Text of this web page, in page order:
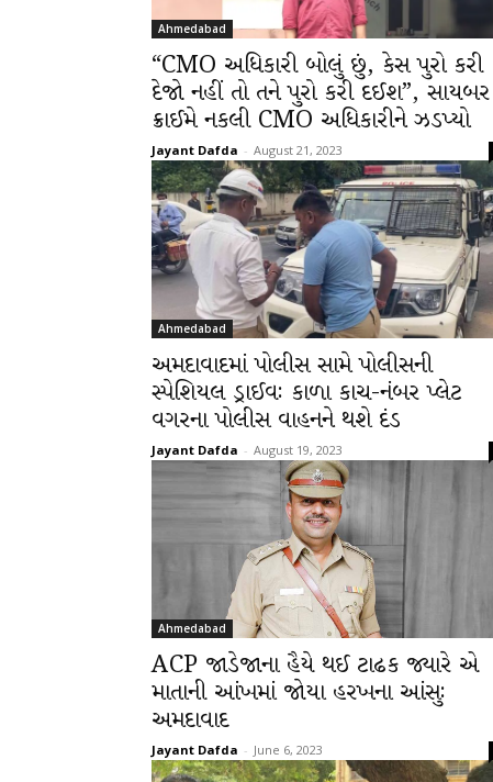
Ahmedabad
“CMO અધિકારી બોલું છું, કેસ પુરો કરી
દેજો નહીં તો તને પુરો કરી દઈશ”, સાયબર
ક્રાઈમે નકલી CMO અધિકારીને ઝડપ્યો
Jayant Dafda - August 21, 2023
Ahmedabad
અમદાવાદમાં પોલીસ સામે પોલીસની
સ્પેશિયલ ડ્રાઈવઃ કાળા કાચ-નંબર પ્લેટ
વગરના પોલીસ વાહનને થશે દંડ
Jayant Dafda - August 19, 2023
Ahmedabad
ACP જાડેજાના હૈયે થઈ ટાઢક જ્યારે એ
માતાની આંખમાં જોયા હરખના આંસુઃ
અમદાવાદ
Jayant Dafda - June 6, 2023